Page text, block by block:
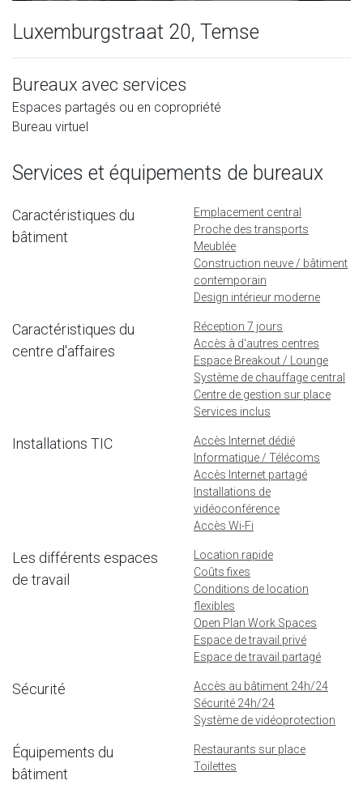
Luxemburgstraat 20, Temse
Bureaux avec services
Espaces partagés ou en copropriété
Bureau virtuel
Services et équipements de bureaux
Caractéristiques du
bâtiment
Emplacement central
Proche des transports
Meublée
Construction neuve / bâtiment
contemporain
Design intérieur moderne
Caractéristiques du
centre d'affaires
Réception 7 jours
Accès à d'autres centres
Espace Breakout / Lounge
Système de chauffage central
Centre de gestion sur place
Services inclus
Installations TIC
Accès Internet dédié
Informatique / Télécoms
Accès Internet partagé
Installations de
vidéoconférence
Accès Wi-Fi
Les différents espaces
de travail
Location rapide
Coûts fixes
Conditions de location
flexibles
Open Plan Work Spaces
Espace de travail privé
Espace de travail partagé
Sécurité
Accès au bâtiment 24h/24
Sécurité 24h/24
Système de vidéoprotection
Équipements du
bâtiment
Restaurants sur place
Toilettes